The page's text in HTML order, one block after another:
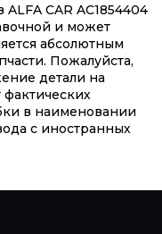
CAR AC1854404
и может
абсолютным
Пожалуйста,
детали на
фактических
в наименовании
с иностранных